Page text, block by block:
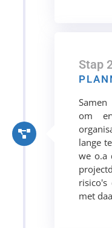
Stap
om
lange
we o.a
met